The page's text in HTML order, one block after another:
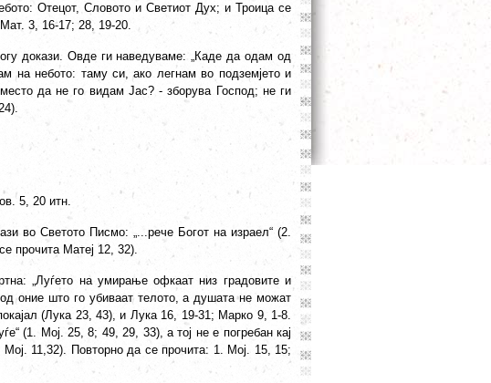
Отецот, Словото и Светиот Дух; и Троица се
3, 16-17; 28, 19-20.
докази. Овде ги наведуваме: „Каде да одам од
на небото: таму си, ако легнам во подземјето и
да не го видам Јас? - зборува Господ; не ги
5, 20 итн.
во Светото Писмо: „...рече Богот на израел“ (2.
прочита Матеј 12, 32).
„Луѓето на умирање офкаат низ градовите и
оние што го убиваат телото, а душата не можат
(Лука 23, 43), и Лука 16, 19-31; Марко 9, 1-8.
(1. Мој. 25, 8; 49, 29, 33), а тој не е погребан кај
11,32). Повторно да се прочита: 1. Мој. 15, 15;